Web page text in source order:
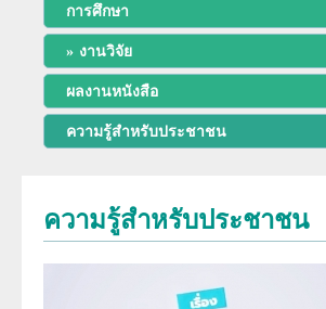
พัฒนาการของภาควิชา
ประวัติหัวหน้าภาควิชา
ความภาคภูมิใจของภาควิชา
ด้านวิจัย ด้านการบริการวิชาการ
งานด้านประกันคุณภาพ QA และ HA
สาขารังสีวิทยาวินิจฉัย
สาขารังสีรักษาและมะเร็งวิทยา
สาขาเวชศาสตร์นิวเคลียร์
อาจารย์พิเศษ
การศึกษา
การบริการ ความรู้สำหรับประชาชน
การศึกษา
งานวิจัย
ผลงานหนังสือ
ความรู้สำหรับประชาชน
ความรู้สำหรับประชาชน